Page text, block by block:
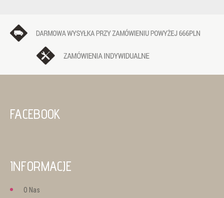
FACEBOOK
INFORMACJE
O Nas